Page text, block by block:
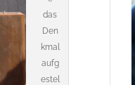
das
Den
kmal
aufg
estel